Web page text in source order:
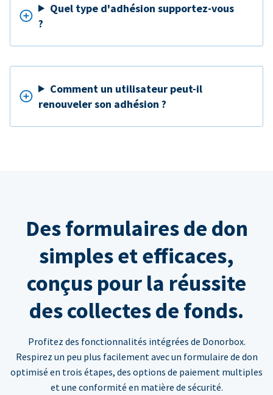
Quel type d'adhésion supportez-vous
?
Comment un utilisateur peut-il
renouveler son adhésion ?
Des formulaires de don
simples et efficaces,
conçus pour la réussite
des collectes de fonds.
Profitez des fonctionnalités intégrées de Donorbox.
Respirez un peu plus facilement avec un formulaire de don
optimisé en trois étapes, des options de paiement multiples
et une conformité en matière de sécurité.